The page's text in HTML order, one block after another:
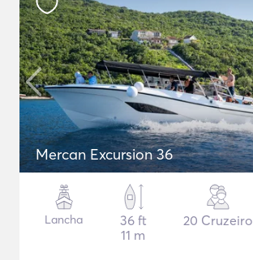
Mercan Excursion 36
Lancha
36 ft
11 m
20 Cruzeiro